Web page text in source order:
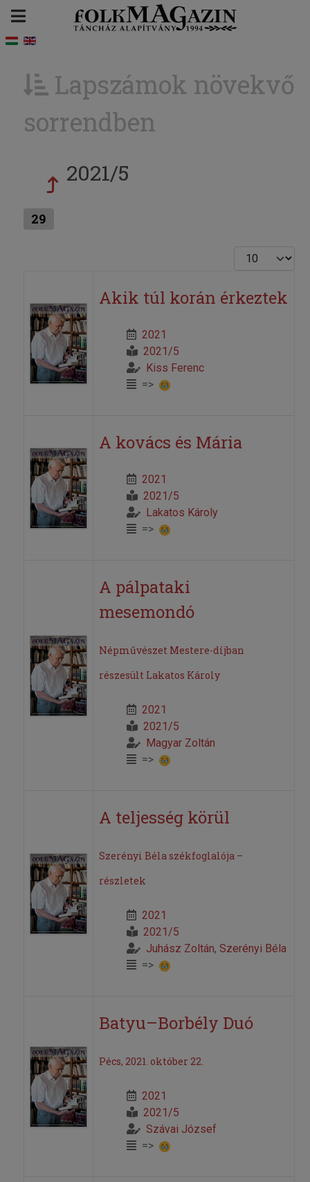
Lapszámok növekvő
sorrendben
2021/5
29
Tételek #
Akik túl korán érkeztek
2021
2021/5
Kiss Ferenc
=>
A kovács és Mária
2021
2021/5
Lakatos Károly
=>
A pálpataki
mesemondó
Népművészet Mestere-díjban
részesült Lakatos Károly
2021
2021/5
Magyar Zoltán
=>
A teljesség körül
Szerényi Béla székfoglalója –
részletek
2021
2021/5
Juhász Zoltán, Szerényi Béla
=>
Batyu–Borbély Duó
Pécs, 2021. október 22.
2021
2021/5
Szávai József
=>